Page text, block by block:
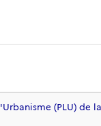
(PLU) de